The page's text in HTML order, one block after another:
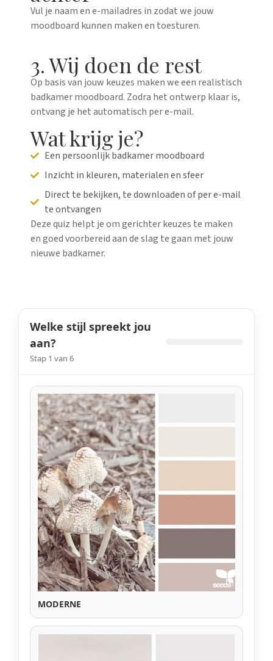
Vul je naam en e-mailadres in zodat we jouw
moodboard kunnen maken en toesturen.
3. Wij doen de rest
Op basis van jouw keuzes maken we een realistisch
badkamer moodboard. Zodra het ontwerp klaar is,
ontvang je het automatisch per e-mail.
Wat krijg je?
Een persoonlijk badkamer moodboard
Inzicht in kleuren, materialen en sfeer
Direct te bekijken, te downloaden of per e-mail
te ontvangen
Deze quiz helpt je om gerichter keuzes te maken
en goed voorbereid aan de slag te gaan met jouw
nieuwe badkamer.
Welke stijl spreekt jou
aan?
Stap 1 van 6
MODERNE